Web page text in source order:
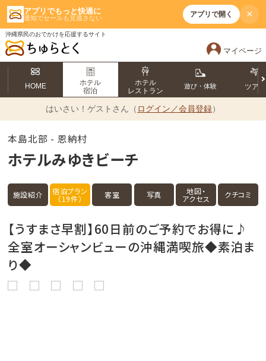
アプリでもっと快適に
通知でセールも見逃さない アプリで開く ×
沖縄県民のおでかけを応援するサイト
マイページ
HOME
ホテル
宿泊
ホテル
レストラン
遊び・体験 ツアー
はいさい！ ゲストさん（ ログイン／会員登録）
本島北部 - 恩納村
ホテルみゆきビーチ
施設紹介 宿泊プラン
（19件） 客室 写真 地図・
アクセス クチコミ
【うすまさ早割】60日前のご予約でお得に♪
全室オーシャンビューの沖縄満喫旅◆素泊ま
り◆